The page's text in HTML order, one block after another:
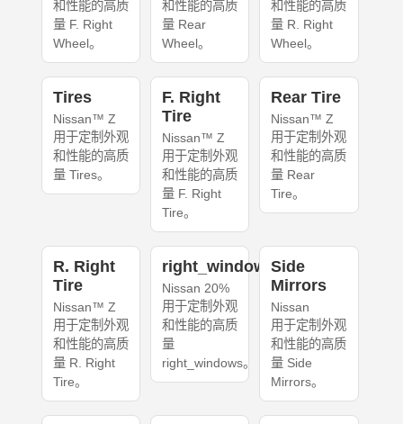
和性能的高质
量 F. Right
Wheel。
和性能的高质
量 Rear
Wheel。
和性能的高质
量 R. Right
Wheel。
Tires
Nissan™ Z
用于定制外观
和性能的高质
量 Tires。
F. Right
Tire
Nissan™ Z
用于定制外观
和性能的高质
量 F. Right
Tire。
Rear Tire
Nissan™ Z
用于定制外观
和性能的高质
量 Rear
Tire。
R. Right
Tire
Nissan™ Z
用于定制外观
和性能的高质
量 R. Right
Tire。
right_windows
Nissan 20%
用于定制外观
和性能的高质
量
right_windows。
Side
Mirrors
Nissan
用于定制外观
和性能的高质
量 Side
Mirrors。